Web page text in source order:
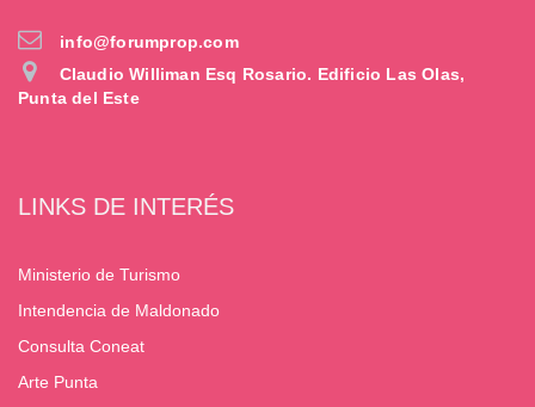
info@forumprop.com
Claudio Williman Esq Rosario. Edificio Las Olas,
Punta del Este
LINKS DE INTERÉS
Ministerio de Turismo
Intendencia de Maldonado
Consulta Coneat
Arte Punta